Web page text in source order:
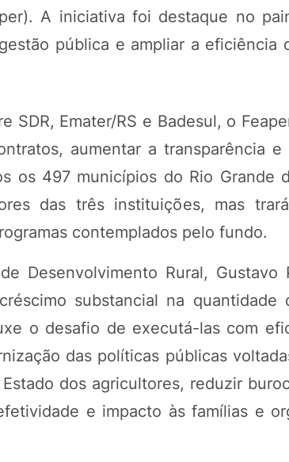
A iniciativa foi destaque no
pública e ampliar a eficiência
SDR, Emater/RS e Badesul, o
aumentar a transparência
os 497 municípios do Rio Grande
das três instituições, mas
contemplados pelo fundo.
Desenvolvimento Rural,
substancial na
o desafio de executá-las com
das políticas públicas
dos agricultores, reduzir
e impacto às famílias e